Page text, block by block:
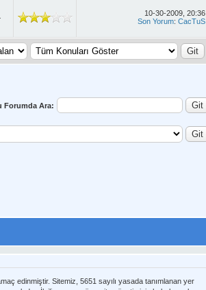
10-30-2009, 20:36
Son Yorum: CacTuS
Forumda Ara:
edinmiştir. Sitemiz, 5651 sayılı yasada tanımlanan yer